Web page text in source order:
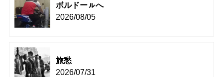
ボルドーㇽへ
2026/08/05
旅愁
2026/07/31